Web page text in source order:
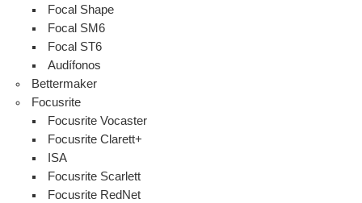
Focal Shape
Focal SM6
Focal ST6
Audífonos
Bettermaker
Focusrite
Focusrite Vocaster
Focusrite Clarett+
ISA
Focusrite Scarlett
Focusrite RedNet